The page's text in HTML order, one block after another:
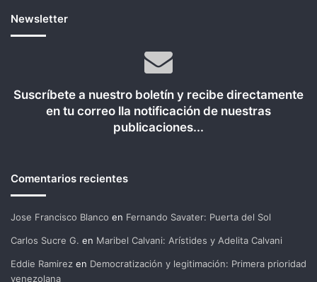
Newsletter
Suscríbete a nuestro boletín y recibe directamente
en tu correo lla notificación de nuestras
publicaciones...
Comentarios recientes
Jose Francisco Blanco en Fernando Savater: Puerta del Sol
Carlos Sucre G. en Maribel Calvani: Arístides y Adelita Calvani
Eddie Ramirez en Democratización y legitimación: Primera prioridad
venezolana